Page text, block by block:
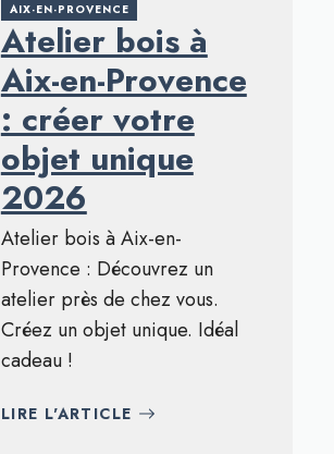
AIX-EN-PROVENCE
Atelier bois à
Aix-en-Provence
: créer votre
objet unique
2026
Atelier bois à Aix-en-
Provence : Découvrez un
atelier près de chez vous.
Créez un objet unique. Idéal
cadeau !
LIRE L'ARTICLE